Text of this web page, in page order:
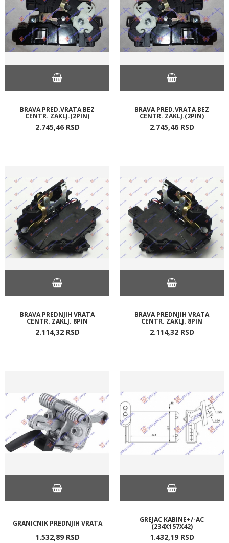
BRAVA PRED.VRATA BEZ
CENTR. ZAKLJ.(2PIN)
2.745,46 RSD
BRAVA PRED.VRATA BEZ
CENTR. ZAKLJ.(2PIN)
2.745,46 RSD
BRAVA PREDNJIH VRATA
CENTR. ZAKLJ. 8PIN
2.114,32 RSD
BRAVA PREDNJIH VRATA
CENTR. ZAKLJ. 8PIN
2.114,32 RSD
GRANICNIK PREDNJIH VRATA
1.532,89 RSD
GREJAC KABINE+/-AC
(234X157X42)
1.432,19 RSD